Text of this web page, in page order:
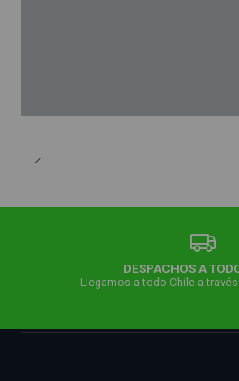
DESPACHOS A
Llegamos a todo Chile a través